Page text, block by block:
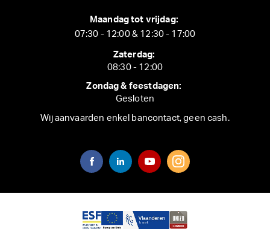
Maandag tot vrijdag:
07:30 - 12:00 & 12:30 - 17:00
Zaterdag:
08:30 - 12:00
Zondag & feestdagen:
Gesloten
Wij aanvaarden enkel bancontact, geen cash.